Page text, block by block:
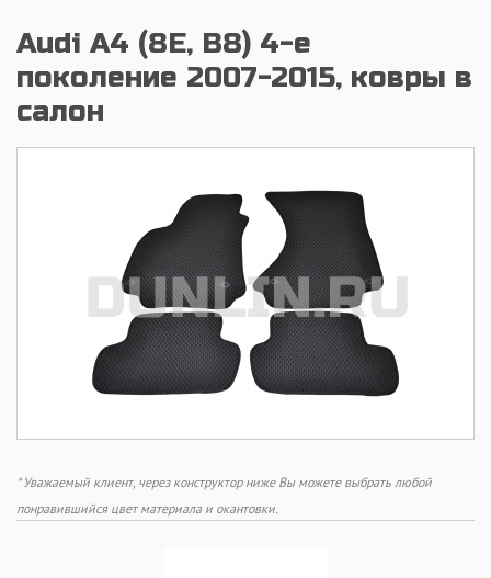
Audi A4 (8E, B8) 4-е
поколение 2007-2015, ковры в
салон
* Уважаемый клиент, через конструктор ниже Вы можете выбрать любой
понравившийся цвет материала и окантовки.